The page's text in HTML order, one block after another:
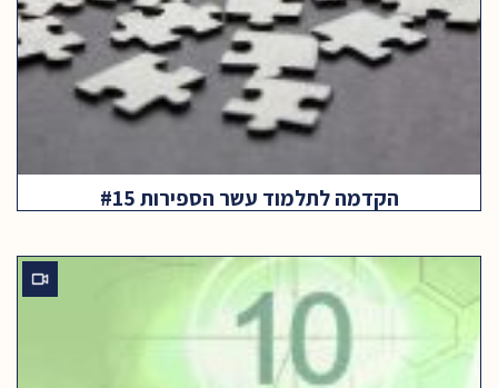
הקדמה לתלמוד עשר הספירות #15